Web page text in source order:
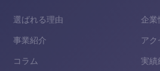
選ばれる理由 企業
事業紹介 アク
コラム 実績